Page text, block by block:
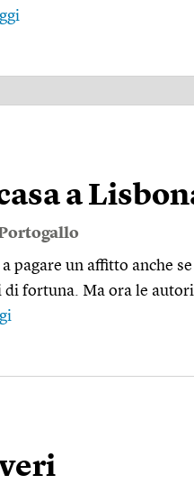
a
pagare un affitto anche
fortuna. Ma ora le